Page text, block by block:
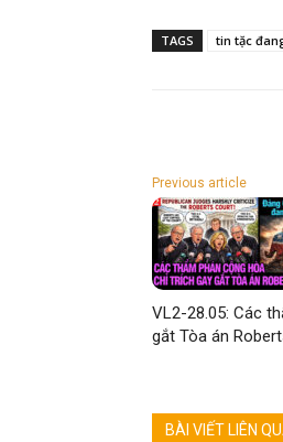
TAGS tin tặc
Previous article
VL2-28.05: Các
gắt Tòa án
BÀI VIẾT LIÊN